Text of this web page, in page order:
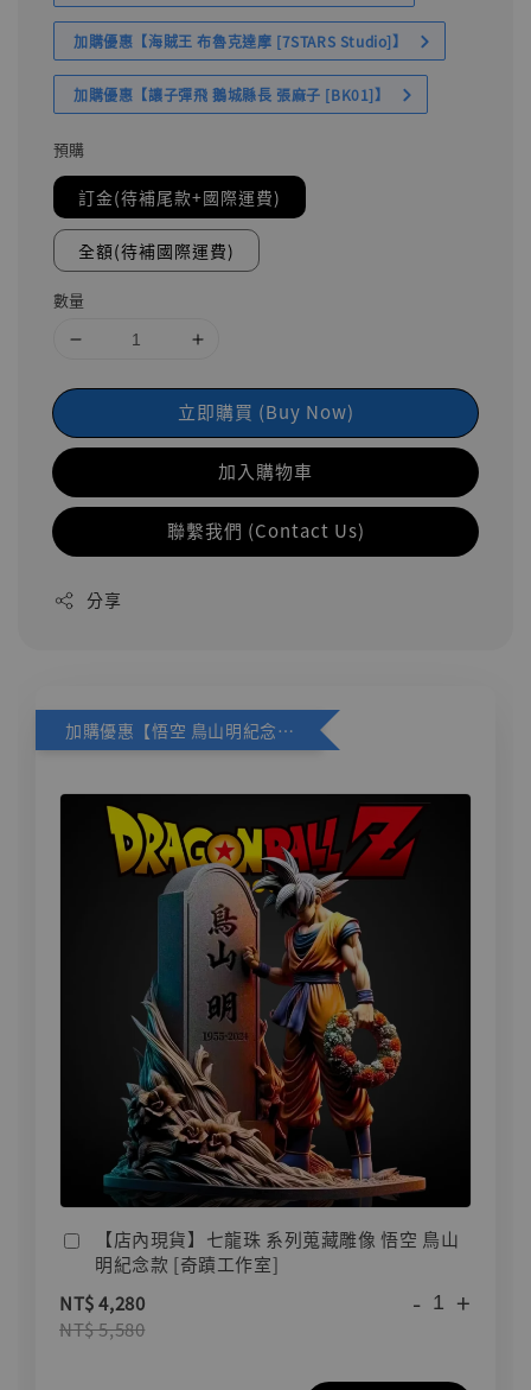
加購優惠【海賊王 布魯克達摩 [7STARS Studio]】
加購優惠【讓子彈飛 鵝城縣長 張麻子 [BK01]】
預購
訂金(待補尾款+國際運費)
全額(待補國際運費)
數量
立即購買 (Buy Now)
加入購物車
聯繫我們 (Contact Us)
分享
加購優惠【悟空 鳥山明紀念款 [奇蹟工作室]】
【店內現貨】七龍珠 系列蒐藏雕像 悟空 鳥山
明紀念款 [奇蹟工作室]
NT$ 4,280
NT$ 5,580
- +